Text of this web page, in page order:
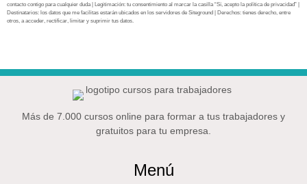
contacto contigo para cualquier duda | Legitimación: tu consentimiento al marcar la casilla “Sí, acepto la política de privacidad” |
Destinatarios: los datos que me facilitas estarán ubicados en los servidores de Siteground | Derechos: tienes derecho, entre
otros, a acceder, rectificar, limitar y suprimir tus datos.
Más de 7.000 cursos online para formar a tus trabajadores y
gratuitos para tu empresa.
Menú